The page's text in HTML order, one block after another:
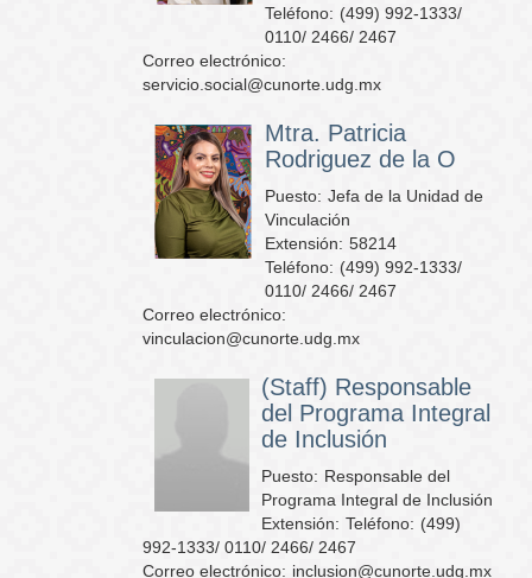
Teléfono: (499) 992-1333/
0110/ 2466/ 2467
Correo electrónico:
servicio.social@cunorte.udg.mx
Mtra. Patricia
Rodriguez de la O
Puesto: Jefa de la Unidad de
Vinculación
Extensión: 58214
Teléfono: (499) 992-1333/
0110/ 2466/ 2467
Correo electrónico:
vinculacion@cunorte.udg.mx
(Staff) Responsable
del Programa Integral
de Inclusión
Puesto: Responsable del
Programa Integral de Inclusión
Extensión: Teléfono: (499)
992-1333/ 0110/ 2466/ 2467
Correo electrónico: inclusion@cunorte.udg.mx